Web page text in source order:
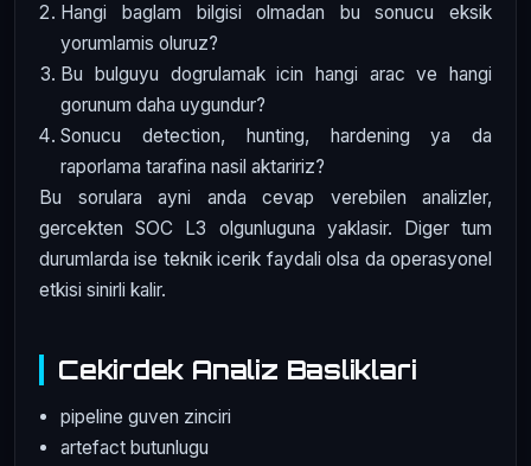
Hangi baglam bilgisi olmadan bu sonucu eksik
yorumlamis oluruz?
Bu bulguyu dogrulamak icin hangi arac ve hangi
gorunum daha uygundur?
Sonucu detection, hunting, hardening ya da
raporlama tarafina nasil aktaririz?
Bu sorulara ayni anda cevap verebilen analizler,
gercekten SOC L3 olgunluguna yaklasir. Diger tum
durumlarda ise teknik icerik faydali olsa da operasyonel
etkisi sinirli kalir.
Cekirdek Analiz Basliklari
pipeline guven zinciri
artefact butunlugu